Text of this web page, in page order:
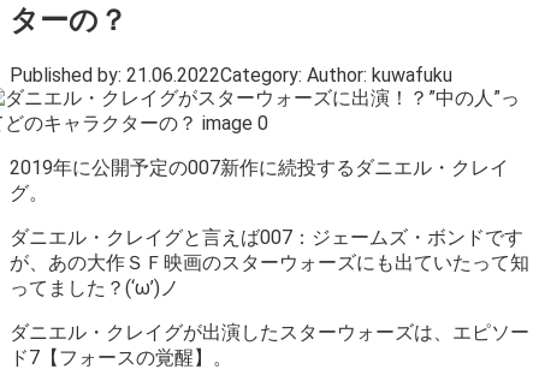
ターの？
Published by: 21.06.2022Category: Author: kuwafuku
2019年に公開予定の007新作に続投するダニエル・クレイ
グ。
ダニエル・クレイグと言えば007：ジェームズ・ボンドです
が、あの大作ＳＦ映画のスターウォーズにも出ていたって知
ってました？(‘ω’)ノ
ダニエル・クレイグが出演したスターウォーズは、エピソー
ド7【フォースの覚醒】。